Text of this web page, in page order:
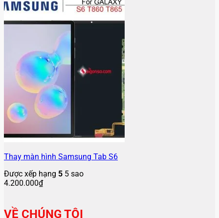
Thay màn hình Samsung Tab S6
Được xếp hạng 5 5 sao
4.200.000₫
VỀ CHÚNG TÔI